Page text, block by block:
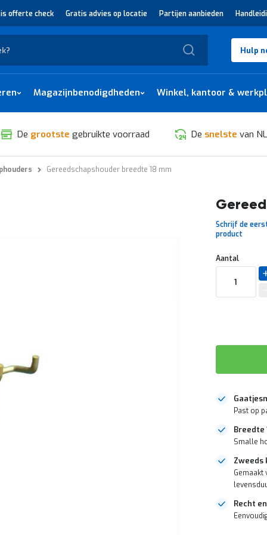
offerte check Gratis advies op locatie Partijen aanbieden
Hulp
Magazijnbenodigdheden Winkel, kantoor &
De grootste gebruikte voorraad De snelste van
Gereedschapshouder breedte 18 mm
Schrijf de
product
Aantal
Past op
Breedte
Smalle
Recht